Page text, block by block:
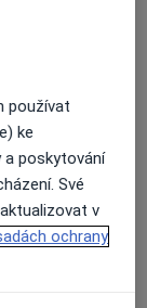
pojišťovnu
používat
ke
poskytování
Své
v
ochrany